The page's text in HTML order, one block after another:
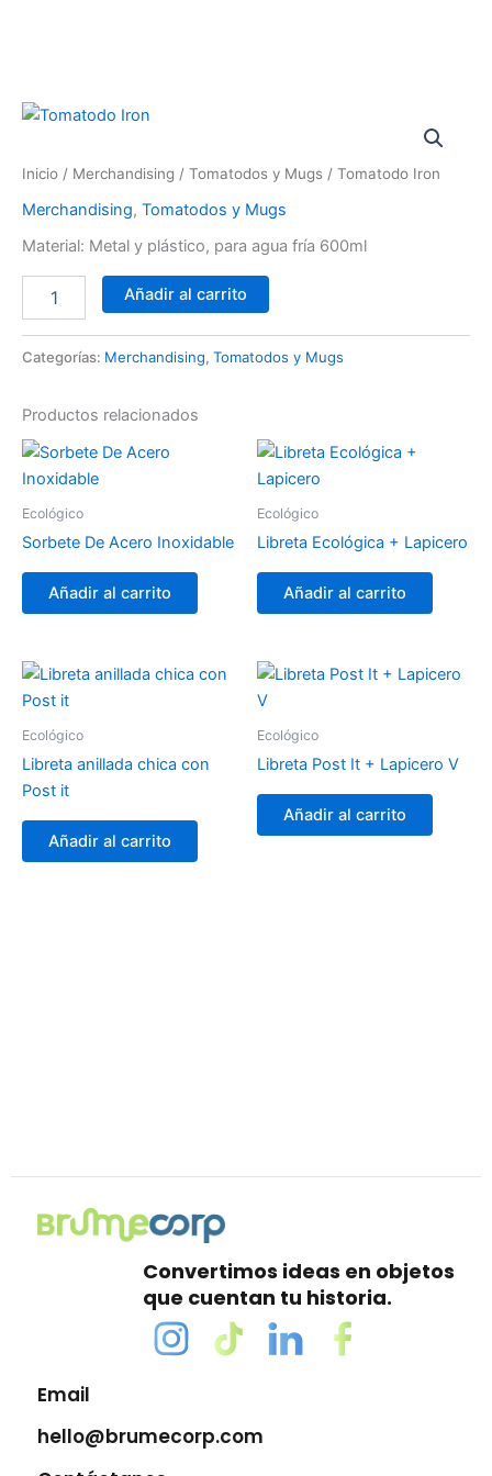
Inicio / Merchandising / Tomatodos y Mugs / Tomatodo Iron
Merchandising, Tomatodos y Mugs
Material: Metal y plástico, para agua fría 600ml
Tomatodo
Añadir al carrito
Categorías: Merchandising, Tomatodos y Mugs
Productos relacionados
Ecológico
Sorbete De Acero Inoxidable
Añadir al carrito
Ecológico
Libreta Ecológica + Lapicero
Añadir al carrito
Ecológico
Libreta anillada chica con
Post it
Añadir al carrito
Ecológico
Libreta Post It + Lapicero V
Añadir al carrito
Email
hello@brumecorp.com
Convertimos ideas en objetos
que cuentan tu historia.